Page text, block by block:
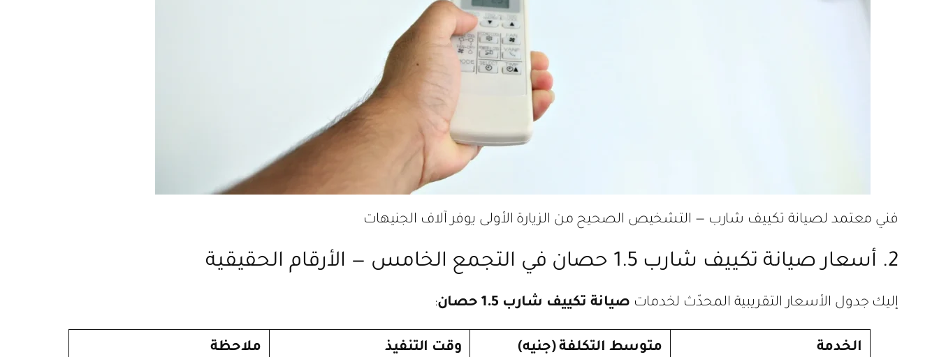
فني معتمد لصيانة تكييف شارب — التشخيص الصحيح من الزيارة الأولى يوفر آلاف الجنيهات
2. أسعار صيانة تكييف شارب 1.5 حصان في التجمع الخامس — الأرقام الحقيقية
إليك جدول الأسعار التقريبية المحدّث لخدمات صيانة تكييف شارب 1.5 حصان :
الخدمة متوسط التكلفة (جنيه) وقت التنفيذ ملاحظة